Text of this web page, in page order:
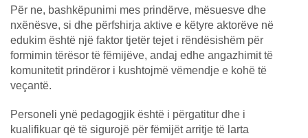
Për ne, bashkëpunimi mes prindërve, mësuesve dhe
nxënësve, si dhe përfshirja aktive e këtyre aktorëve në
edukim është një faktor tjetër tejet i rëndësishëm për
formimin tërësor të fëmijëve, andaj edhe angazhimit të
komunitetit prindëror i kushtojmë vëmendje e kohë të
veçantë.
Personeli ynë pedagogjik është i përgatitur dhe i
kualifikuar që të sigurojë për fëmijët arritje të larta